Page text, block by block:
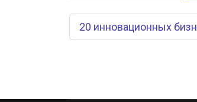
20 инновационных